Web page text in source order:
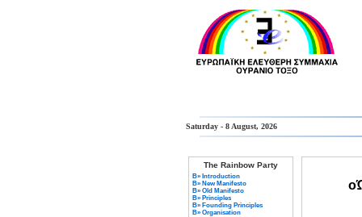
Saturday - 8 August, 2026
The Rainbow Party
Β» Introduction
Β» New Manifesto
Β» Old Manifesto
Β» Principles
Β» Founding Principles
Β» Organisation